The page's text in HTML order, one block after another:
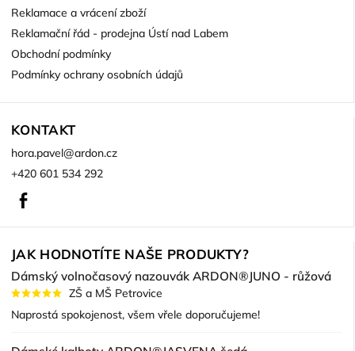
Reklamace a vrácení zboží
Reklamační řád - prodejna Ústí nad Labem
Obchodní podmínky
Podmínky ochrany osobních údajů
KONTAKT
hora.pavel@ardon.cz
+420 601 534 292
JAK HODNOTÍTE NAŠE PRODUKTY?
Dámský volnočasový nazouvák ARDON®JUNO - růžová
ZŠ a MŠ Petrovice
Naprostá spokojenost, všem vřele doporučujeme!